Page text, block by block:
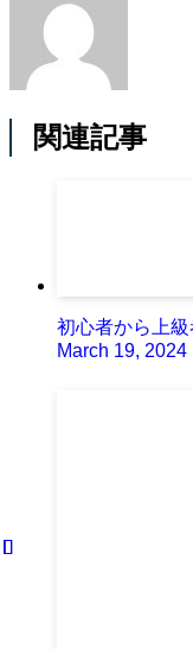
関連記事
初心者から上
March 19, 2024